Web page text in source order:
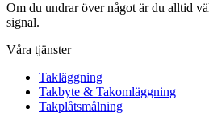
Om du undrar över något är du alltid
signal.
Våra tjänster
Takläggning
Takbyte & Takomläggning
Takplåtsmålning